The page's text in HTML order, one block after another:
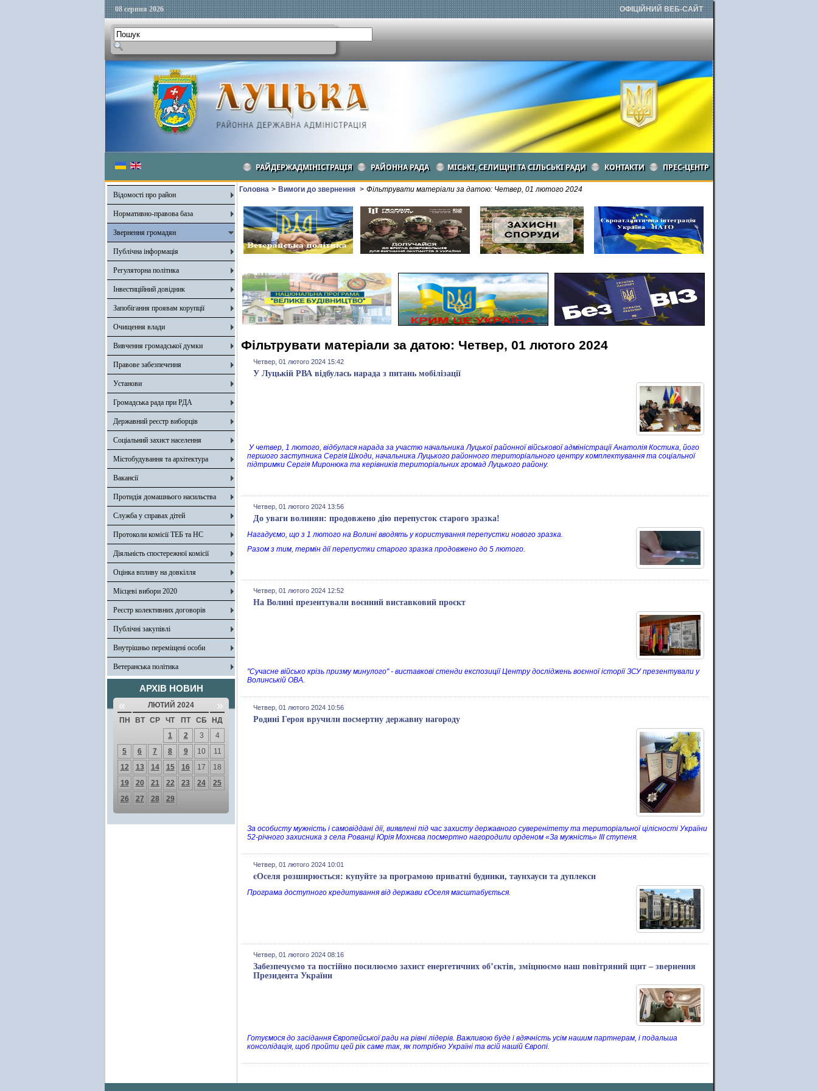
08 серпня 2026 ОФІЦІЙНИЙ ВЕБ-САЙТ
РАЙДЕРЖАДМІНІСТРАЦІЯ РАЙОННА РАДА МІСЬКІ, СЕЛИЩНІ ТА СІЛЬСЬКІ РАДИ КОНТАКТИ ПРЕС-ЦЕНТР
Відомості про район
Нормативно-правова база
Звернення громадян
Публічна інформація
Регуляторна політика
Інвестиційний довідник
Запобігання проявам корупції
Очищення влади
Вивчення громадської думки
Правове забезпечення
Установи
Громадська рада при РДА
Державний реєстр виборців
Соціальний захист населення
Містобудування та архітектура
Вакансії
Протидія домашнього насильства
Служба у справах дітей
Протоколи комісії ТЕБ та НС
Діяльність спостережної комісії
Оцінка впливу на довкілля
Місцеві вибори 2020
Реєстр колективних договорів
Публічні закупівлі
Внутрішньо переміщені особи
Ветеранська політика
АРХІВ НОВИН
« ЛЮТИЙ 2024 »
ПН ВТ СР ЧТ ПТ СБ
НД
1
2 3
4
5
6 7 8 9 10
11
12
13 14 15 16 17
18
19
20 21 22 23 24
25
26
27 28 29
Головна > Вимоги до звернення > Фільтрувати матеріали за датою: Четвер, 01 лютого 2024
Фільтрувати матеріали за датою: Четвер, 01 лютого 2024
Четвер, 01 лютого 2024 15:42
У Луцькій РВА відбулась нарада з питань мобілізації
У четвер, 1 лютого, відбулася нарада за участю начальника Луцької районної військової адміністрації Анатолія Костика, його
першого заступника Сергія Шкоди, начальника Луцького районного територіального центру комплектування та соціальної
підтримки Сергія Миронюка та керівників територіальних громад Луцького району.
Четвер, 01 лютого 2024 13:56
До уваги волинян: продовжено дію перепусток старого зразка!
Нагадуємо, що з 1 лютого на Волині вводять у користування перепустки нового зразка.
Разом з тим, термін дії перепустки старого зразка продовжено до 5 лютого.
Четвер, 01 лютого 2024 12:52
На Волині презентували воєнний виставковий проєкт
"Сучасне військо крізь призму минулого" - виставкові стенди експозиції Центру досліджень воєнної історії ЗСУ презентували у
Волинській ОВА.
Четвер, 01 лютого 2024 10:56
Родині Героя вручили посмертну державну нагороду
За особисту мужність і самовіддані дії, виявлені під час захисту державного суверенітету та територіальної цілісності України
52-річного захисника з села Рованці Юрія Мохнєва посмертно нагородили орденом «За мужність» ІІІ ступеня.
Четвер, 01 лютого 2024 10:01
єОселя розширюється: купуйте за програмою приватні будинки, таунхауси та дуплекси
Програма доступного кредитування від держави єОселя масштабується.
Четвер, 01 лютого 2024 08:16
Забезпечуємо та постійно посилюємо захист енергетичних обʼєктів, зміцнюємо наш повітряний щит – звернення
Президента України
Готуємося до засідання Європейської ради на рівні лідерів. Важливою буде і вдячність усім нашим партнерам, і подальша
консолідація, щоб пройти цей рік саме так, як потрібно Україні та всій нашій Європі.